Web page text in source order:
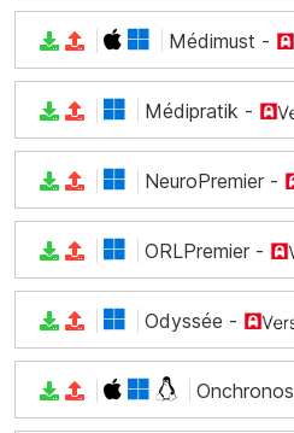
Médimust -
Médipratik -
NeuroPremier -
ORLPremier -
Odyssée -
Onchronos